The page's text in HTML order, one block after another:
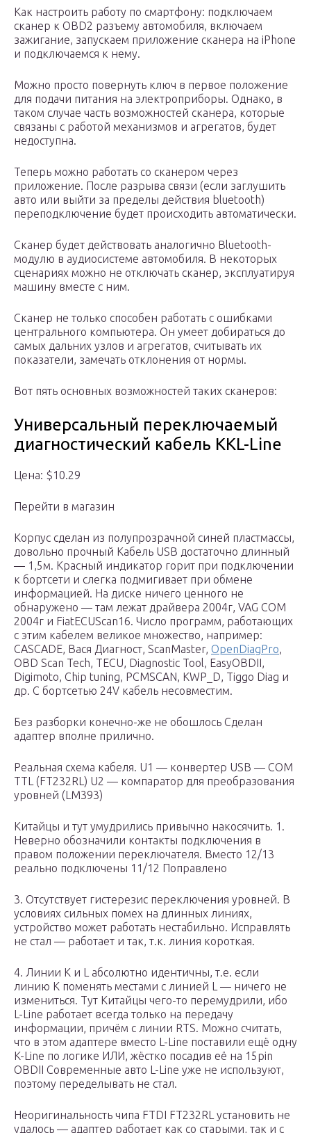
Как настроить работу по смартфону: подключаем
сканер к OBD2 разъему автомобиля, включаем
зажигание, запускаем приложение сканера на iPhone
и подключаемся к нему.
Можно просто повернуть ключ в первое положение
для подачи питания на электроприборы. Однако, в
таком случае часть возможностей сканера, которые
связаны с работой механизмов и агрегатов, будет
недоступна.
Теперь можно работать со сканером через
приложение. После разрыва связи (если заглушить
авто или выйти за пределы действия bluetooth)
переподключение будет происходить автоматически.
Сканер будет действовать аналогично Bluetooth-
модулю в аудиосистеме автомобиля. В некоторых
сценариях можно не отключать сканер, эксплуатируя
машину вместе с ним.
Сканер не только способен работать с ошибками
центрального компьютера. Он умеет добираться до
самых дальних узлов и агрегатов, считывать их
показатели, замечать отклонения от нормы.
Вот пять основных возможностей таких сканеров:
Универсальный переключаемый
диагностический кабель KKL-Line
Цена: $10.29
Перейти в магазин
Корпус сделан из полупрозрачной синей пластмассы,
довольно прочный Кабель USB достаточно длинный
— 1,5м. Красный индикатор горит при подключении
к бортсети и слегка подмигивает при обмене
информацией. На диске ничего ценного не
обнаружено — там лежат драйвера 2004г, VAG COM
2004г и FiatECUScan16. Число программ, работающих
с этим кабелем великое множество, например:
CASCADE, Вася Диагност, ScanMaster, OpenDiagPro,
OBD Scan Tech, TECU, Diagnostic Tool, EasyOBDII,
Digimoto, Chip tuning, PCMSCAN, KWP_D, Tiggo Diag и
др. С бортсетью 24V кабель несовместим.
Без разборки конечно-же не обошлось Сделан
адаптер вполне прилично.
Реальная схема кабеля. U1 — конвертер USB — COM
TTL (FT232RL) U2 — компаратор для преобразования
уровней (LM393)
Китайцы и тут умудрились привычно накосячить. 1.
Неверно обозначили контакты подключения в
правом положении переключателя. Вместо 12/13
реально подключены 11/12 Поправлено
3. Отсутствует гистерезис переключения уровней. В
условиях сильных помех на длинных линиях,
устройство может работать нестабильно. Исправлять
не стал — работает и так, т.к. линия короткая.
4. Линии K и L абсолютно идентичны, т.е. если
линию K поменять местами с линией L — ничего не
измениться. Тут Китайцы чего-то перемудрили, ибо
L-Line работает всегда только на передачу
информации, причём с линии RTS. Можно считать,
что в этом адаптере вместо L-Line поставили ещё одну
K-Line по логике ИЛИ, жёстко посадив её на 15pin
OBDII Современные авто L-Line уже не используют,
поэтому переделывать не стал.
Неоригинальность чипа FTDI FT232RL установить не
удалось — адаптер работает как со старыми, так и с